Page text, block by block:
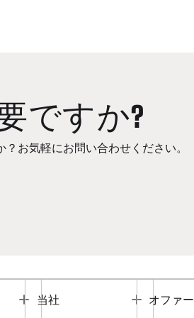
ですか?
お気軽にお問い合わせください。
Toggle
当社 Toggle
オファー